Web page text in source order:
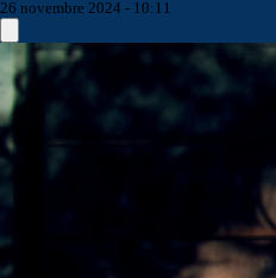
26 novembre 2024 - 10:11